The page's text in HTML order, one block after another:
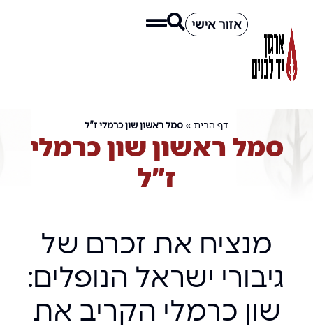
אזור אישי
דף הבית » סמל ראשון שון כרמלי ז"ל
סמל ראשון שון כרמלי
ז"ל
מנציח את זכרם של
גיבורי ישראל הנופלים:
שון כרמלי הקריב את